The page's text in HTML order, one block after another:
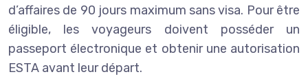
d’affaires de 90 jours maximum sans visa. Pour être
éligible, les voyageurs doivent posséder un
passeport électronique et obtenir une autorisation
ESTA avant leur départ.